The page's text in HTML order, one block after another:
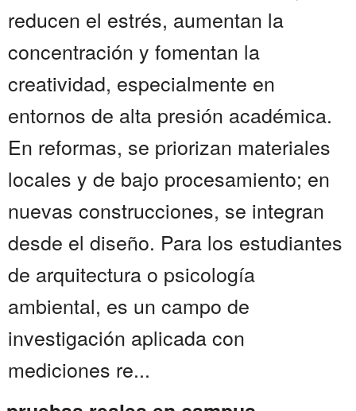
reducen el estrés, aumentan la
concentración y fomentan la
creatividad, especialmente en
entornos de alta presión académica.
En reformas, se priorizan materiales
locales y de bajo procesamiento; en
nuevas construcciones, se integran
desde el diseño. Para los estudiantes
de arquitectura o psicología
ambiental, es un campo de
investigación aplicada con
mediciones re...